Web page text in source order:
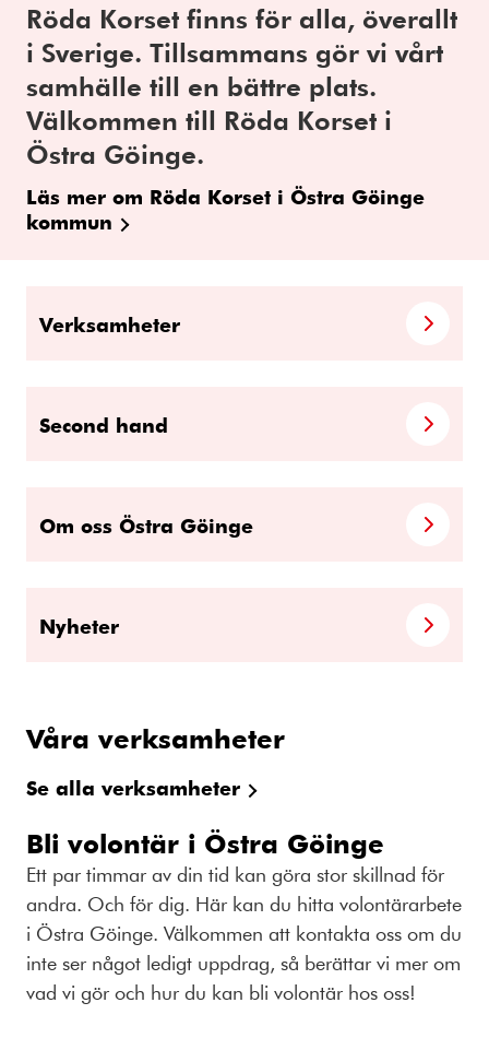
Röda Korset finns för alla, överallt
i Sverige. Tillsammans gör vi vårt
samhälle till en bättre plats.
Välkommen till Röda Korset i
Östra Göinge.
Läs mer om Röda Korset i Östra Göinge
kommun
Verksamheter
Second hand
Om oss Östra Göinge
Nyheter
Våra verksamheter
Se alla verksamheter
Bli volontär i Östra Göinge
Ett par timmar av din tid kan göra stor skillnad för
andra. Och för dig. Här kan du hitta volontärarbete
i Östra Göinge. Välkommen att kontakta oss om du
inte ser något ledigt uppdrag, så berättar vi mer om
vad vi gör och hur du kan bli volontär hos oss!